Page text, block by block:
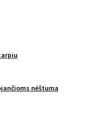
nėštumą